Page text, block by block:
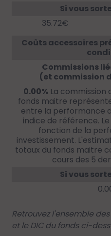
Si vous
35.72€
Coûts accessoires
Commissions
(et commission
0.00% La
fonds maitre
entre la performance
indice de référence.
fonction de la
investissement.
totaux du fonds maitre
cours des 5
Si vous
Retrouvez l'ensemble
et le DIC du fonds ci-